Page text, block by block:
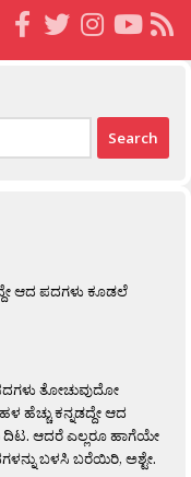
ಆದ ಪದಗಳು ಕೂಡಲೆ
ತೋಚುವುದೋ
ಹೆಚ್ಚು ಕನ್ನಡದ್ದೇ ಆದ
ದಿಟ. ಆದರೆ ಎಲ್ಲರೂ ಹಾಗೆಯೇ
ಬಳಸಿ ಬರೆಯಿರಿ, ಅಶ್ಟೇ.